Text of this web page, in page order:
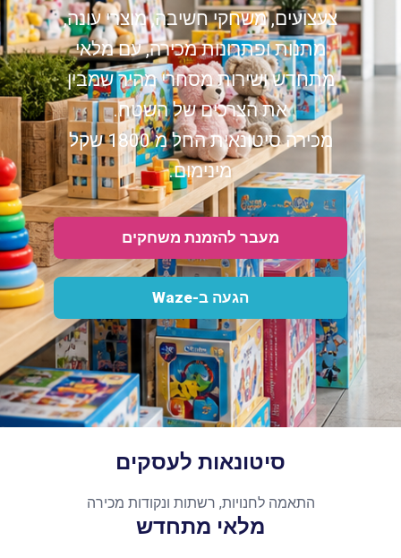
צעצועים, משחקי חשיבה, מוצרי עונה,
מתנות ופתרונות מכירה, עם מלאי
מתחדש ושירות מסחרי מהיר שמבין
את הצרכים של השטח.
מכירה סיטונאית החל מ 1800 שקל
מינימום.
מעבר להזמנת משחקים
הגעה ב-Waze
סיטונאות לעסקים
התאמה לחנויות, רשתות ונקודות מכירה
מלאי מתחדש